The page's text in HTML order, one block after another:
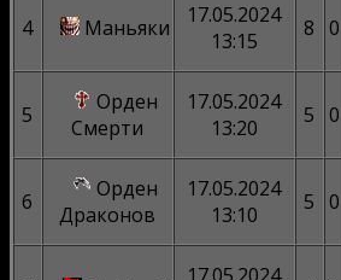
4 Маньяки
17.05.2024
13:15
8 0
5
Орден
Смерти
17.05.2024
13:20
5 0
6
Орден
Драконов
17.05.2024
13:10
5 0